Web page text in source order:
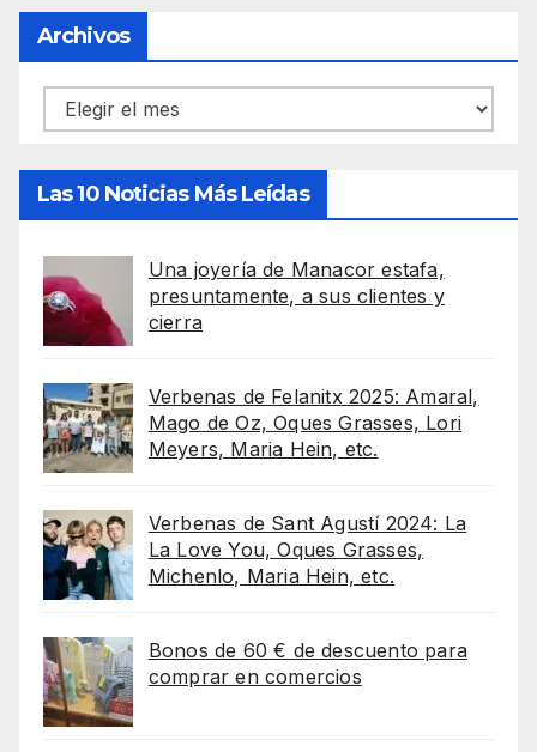
Archivos
Archivos
Las 10 Noticias Más Leídas
Una joyería de Manacor estafa,
presuntamente, a sus clientes y
cierra
Verbenas de Felanitx 2025: Amaral,
Mago de Oz, Oques Grasses, Lori
Meyers, Maria Hein, etc.
Verbenas de Sant Agustí 2024: La
La Love You, Oques Grasses,
Michenlo, Maria Hein, etc.
Bonos de 60 € de descuento para
comprar en comercios